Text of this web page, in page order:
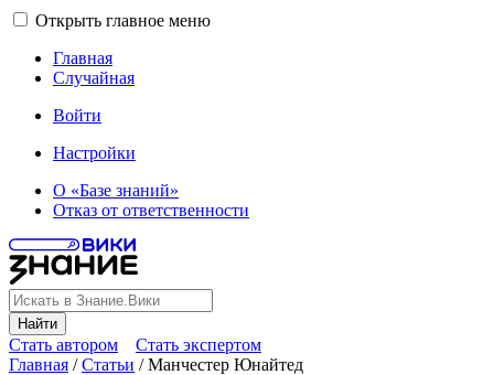
Открыть главное меню
Главная
Случайная
Войти
Настройки
О «Базе знаний»
Отказ от ответственности
Найти
Стать автором
Стать экспертом
Главная /Статьи /Манчестер Юнайтед